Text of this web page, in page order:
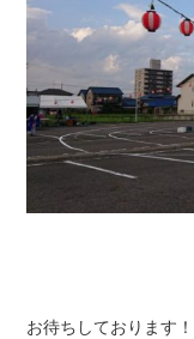
お待ちしております！